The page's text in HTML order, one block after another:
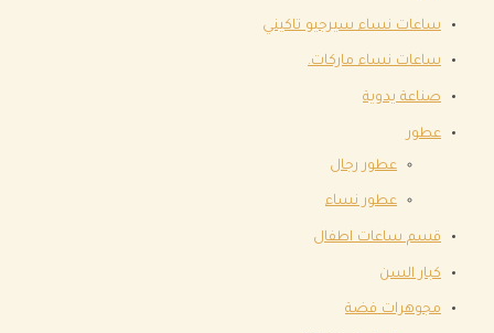
ساعات نساء سيرجيو تاكيني
ساعات نساء ماركات.
صناعة يدوية
عطور
عطور رجال
عطور نساء
قسم ساعات اطفال
كبار السن
مجوهرات فضة